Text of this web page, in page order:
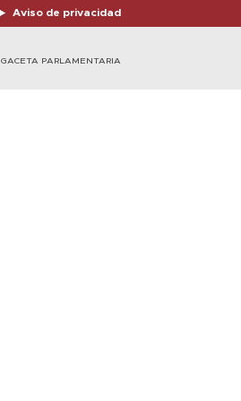
Aviso de privacidad
GACETA PARLAMENTARIA